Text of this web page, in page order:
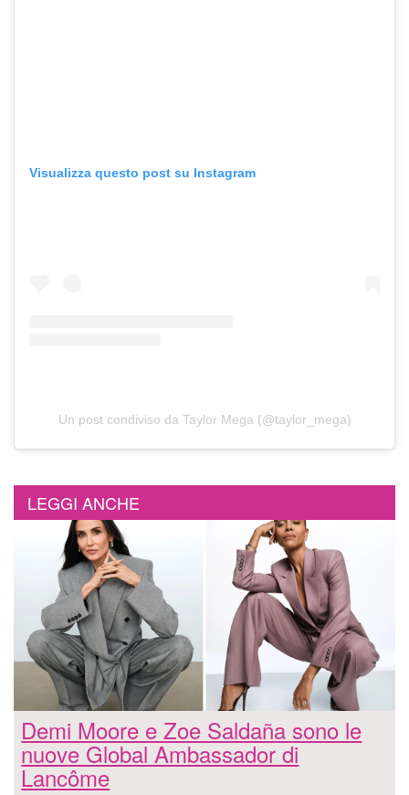
Visualizza questo post su Instagram
Un post condiviso da Taylor Mega (@taylor_mega)
LEGGI ANCHE
Demi Moore e Zoe Saldaña sono le
nuove Global Ambassador di
Lancôme